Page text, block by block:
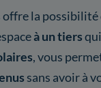
offre la possibilité
à un tiers
, vous
sans avoir à